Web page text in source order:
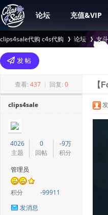
论坛 充值&VIP
clips4sale代购 c4s代购
>
论坛 女
查看: 437 | 回复: 0 【
clips4sale
4026
主题
0
回帖
-9万
积分
管理员
积分
-99911
发消息